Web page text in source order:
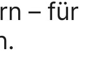
– für